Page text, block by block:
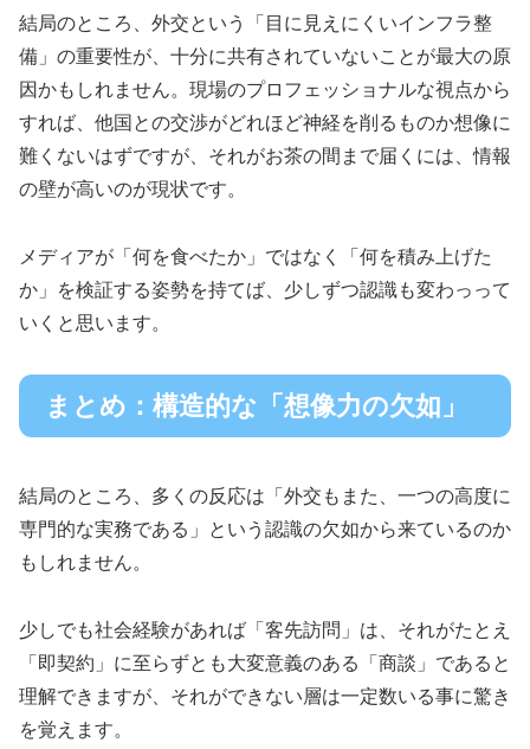
結局のところ、外交という「目に見えにくいインフラ整
備」の重要性が、十分に共有されていないことが最大の原
因かもしれません。現場のプロフェッショナルな視点から
すれば、他国との交渉がどれほど神経を削るものか想像に
難くないはずですが、それがお茶の間まで届くには、情報
の壁が高いのが現状です。
メディアが「何を食べたか」ではなく「何を積み上げた
か」を検証する姿勢を持てば、少しずつ認識も変わっって
いくと思います。
まとめ：構造的な「想像力の欠如」
結局のところ、多くの反応は「外交もまた、一つの高度に
専門的な実務である」という認識の欠如から来ているのか
もしれません。
少しでも社会経験があれば「客先訪問」は、それがたとえ
「即契約」に至らずとも大変意義のある「商談」であると
理解できますが、それができない層は一定数いる事に驚き
を覚えます。